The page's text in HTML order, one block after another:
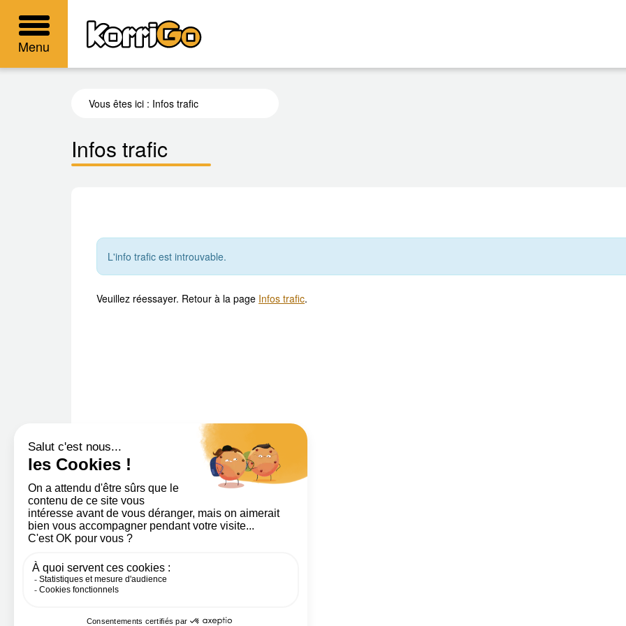
Menu
Vous êtes ici : Infos trafic
Infos trafic
L'info trafic est introuvable.
Veuillez réessayer. Retour à la page Infos trafic.